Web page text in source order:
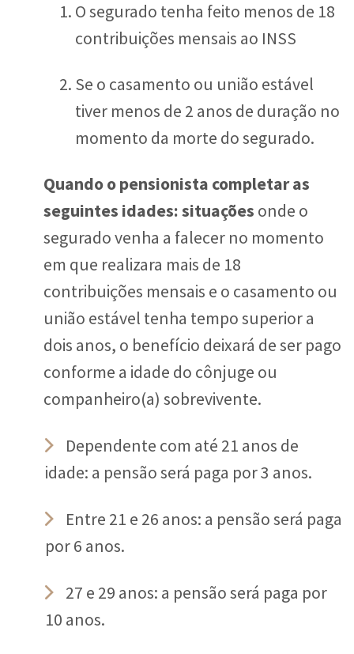
O segurado tenha feito menos de 18
contribuições mensais ao INSS
Se o casamento ou união estável
tiver menos de 2 anos de duração no
momento da morte do segurado.
Quando o pensionista completar as
seguintes idades: situações onde o
segurado venha a falecer no momento
em que realizara mais de 18
contribuições mensais e o casamento ou
união estável tenha tempo superior a
dois anos, o benefício deixará de ser pago
conforme a idade do cônjuge ou
companheiro(a) sobrevivente.
Dependente com até 21 anos de
idade: a pensão será paga por 3 anos.
Entre 21 e 26 anos: a pensão será paga
por 6 anos.
27 e 29 anos: a pensão será paga por
10 anos.